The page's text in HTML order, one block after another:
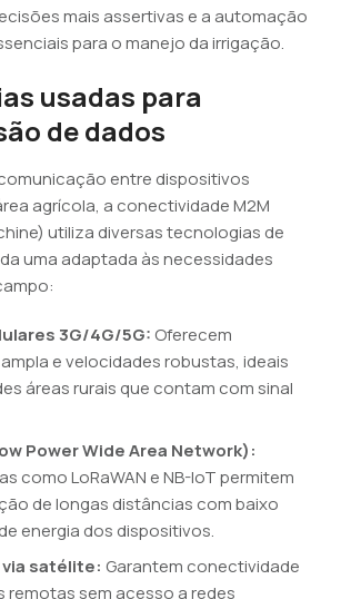
mais assertivas e a automação
para o manejo da irrigação.
usadas para
de dados
entre dispositivos
agrícola, a conectividade M2M
utiliza diversas tecnologias de
uma adaptada às necessidades
3G/4G/5G: Oferecem
e velocidades robustas, ideais
áreas rurais que contam com sinal
Power Wide Area Network):
como LoRaWAN e NB-IoT permitem
de longas distâncias com baixo
energia dos dispositivos.
satélite: Garantem conectividade
remotas sem acesso a redes